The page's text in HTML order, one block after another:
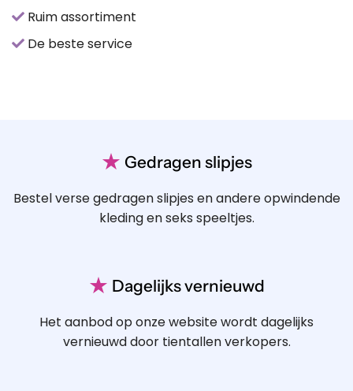
Ruim assortiment
De beste service
★ Gedragen slipjes
Bestel verse gedragen slipjes en andere opwindende
kleding en seks speeltjes.
★ Dagelijks vernieuwd
Het aanbod op onze website wordt dagelijks
vernieuwd door tientallen verkopers.